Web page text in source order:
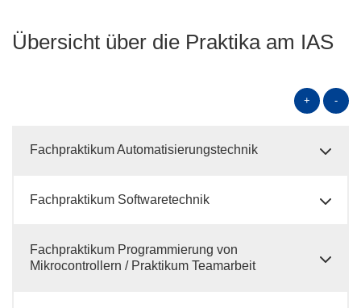
Übersicht über die Praktika am IAS
+ -
Fachpraktikum Automatisierungstechnik
Fachpraktikum Softwaretechnik
Fachpraktikum Programmierung von
Mikrocontrollern / Praktikum Teamarbeit